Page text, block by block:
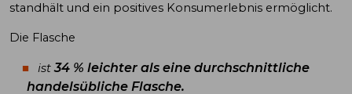
standhält und ein positives Konsumerlebnis ermöglicht.
Die Flasche
ist34 % leichter als eine durchschnittliche
handelsübliche Flasche.